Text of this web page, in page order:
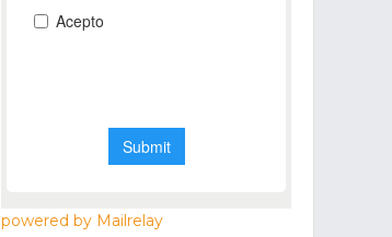
powered by Mailrelay